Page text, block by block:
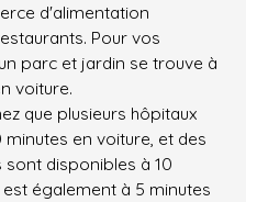
d'alimentation
Pour vos
parc et jardin se trouve à
voiture.
que plusieurs hôpitaux
en voiture, et des
disponibles à 10
également à 5 minutes